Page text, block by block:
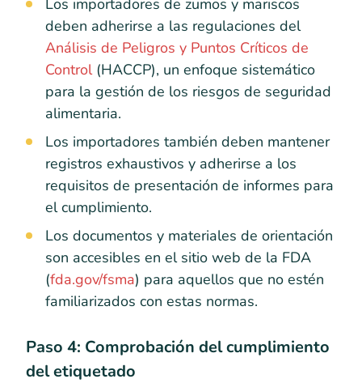
deben adherirse a las regulaciones del
Análisis de Peligros y Puntos Críticos de
Control(HACCP), un enfoque sistemático
para la gestión de los riesgos de seguridad
alimentaria.
Los importadores también deben mantener
registros exhaustivos y adherirse a los
requisitos de presentación de informes para
el cumplimiento.
Los documentos y materiales de orientación
son accesibles en el sitio web de la FDA
(fda.gov/fsma) para aquellos que no estén
familiarizados con estas normas.
Paso 4: Comprobación del cumplimiento
del etiquetado